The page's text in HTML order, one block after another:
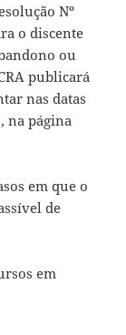
Nº
o discente
ou
publicará
nas datas
na página
em que o
de
em